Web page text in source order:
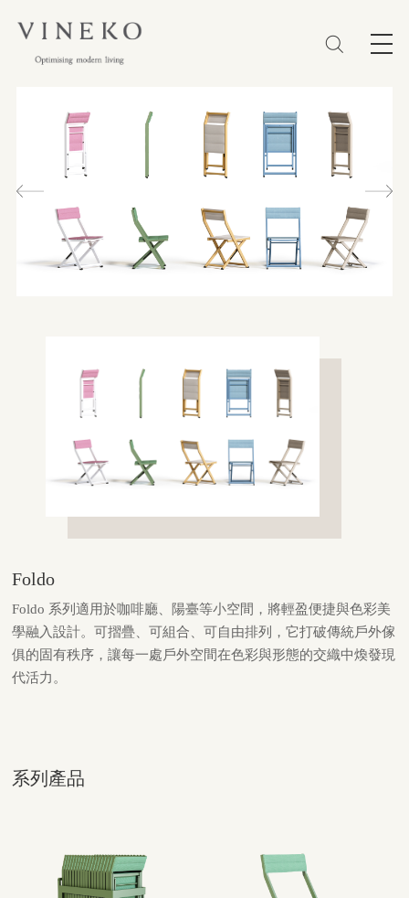
收藏 (0)
Foldo
Foldo 系列適用於咖啡廳、陽臺等小空間，將輕盈便捷與色彩美
學融入設計。可摺疊、可組合、可自由排列，它打破傳統戶外傢
俱的固有秩序，讓每一處戶外空間在色彩與形態的交織中煥發現
代活力。
系列產品